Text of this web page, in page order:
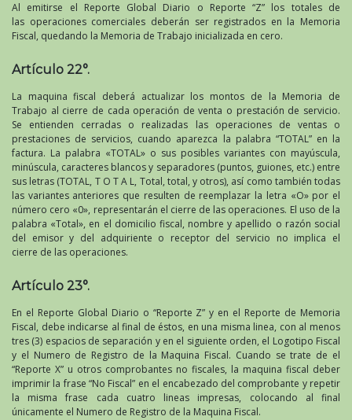
Al emitirse el Reporte Global Diario o Reporte “Z” los totales de
las operaciones comerciales deberán ser registrados en la Memoria
Fiscal, quedando la Memoria de Trabajo inicializada en cero.
Artículo 22°.
La maquina fiscal deberá actualizar los montos de la Memoria de
Trabajo al cierre de cada operación de venta o prestación de servicio.
Se entienden cerradas o realizadas las operaciones de ventas o
prestaciones de servicios, cuando aparezca la palabra “TOTAL” en la
factura. La palabra «TOTAL» o sus posibles variantes con mayúscula,
minúscula, caracteres blancos y separadores (puntos, guiones, etc.) entre
sus letras (TOTAL, T O T A L, Total, total, y otros), así como también todas
las variantes anteriores que resulten de reemplazar la letra «O» por el
número cero «0», representarán el cierre de las operaciones. El uso de la
palabra «Total», en el domicilio fiscal, nombre y apellido o razón social
del emisor y del adquiriente o receptor del servicio no implica el
cierre de las operaciones.
Artículo 23°.
En el Reporte Global Diario o “Reporte Z” y en el Reporte de Memoria
Fiscal, debe indicarse al final de éstos, en una misma linea, con al menos
tres (3) espacios de separación y en el siguiente orden, el Logotipo Fiscal
y el Numero de Registro de la Maquina Fiscal. Cuando se trate de el
“Reporte X” u otros comprobantes no fiscales, la maquina fiscal deber
imprimir la frase “No Fiscal” en el encabezado del comprobante y repetir
la misma frase cada cuatro lineas impresas, colocando al final
únicamente el Numero de Registro de la Maquina Fiscal.